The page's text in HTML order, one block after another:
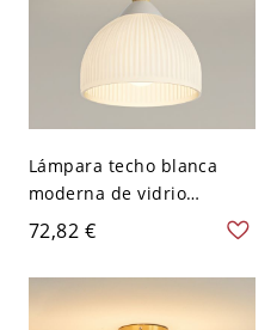
Lámpara techo blanca
moderna de vidrio
semisuspendida con
soporte metálico para uso
residencial - 110 A 120 V
20,32 cm Blanco
72,82 €